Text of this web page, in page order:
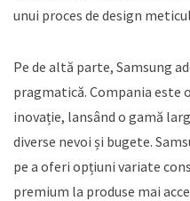
unui proces de design
Pe de altă parte, Samsung
pragmatică. Compania
inovație, lansând o gamă
diverse nevoi și bugete.
pe a oferi opțiuni variate
premium la produse mai